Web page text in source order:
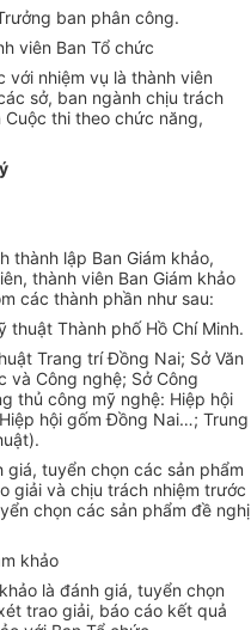
ban phân công.
viên Ban Tổ chức
với nhiệm vụ là thành viên
sở, ban ngành chịu trách
Cuộc thi theo chức năng,
thành lập Ban Giám khảo,
, thành viên Ban Giám khảo
các thành phần như sau:
thuật Thành phố Hồ Chí Minh.
Trang trí Đồng Nai; Sở Văn
và Công nghệ; Sở Công
thủ công mỹ nghệ: Hiệp hội
hội gốm Đồng Nai…; Trung
giá, tuyển chọn các sản phẩm
giải và chịu trách nhiệm trước
chọn các sản phẩm đề nghị
khảo
là đánh giá, tuyển chọn
trao giải, báo cáo kết quả